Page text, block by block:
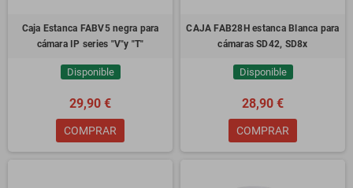
Caja Estanca FABV5 negra para
cámara IP series "V"y "T"
Disponible
29,90 €
COMPRAR
CAJA FAB28H estanca Blanca para
cámaras SD42, SD8x
Disponible
28,90 €
COMPRAR